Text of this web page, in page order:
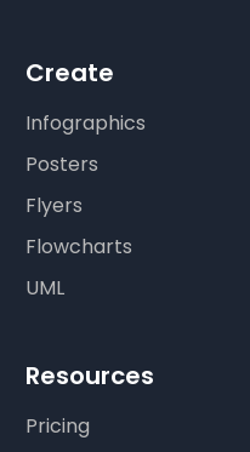
Create
Infographics
Posters
Flyers
Flowcharts
UML
Resources
Pricing